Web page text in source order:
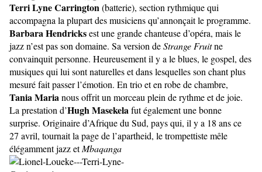
Terri Lyne Carrington(batterie), section rythmique qui
accompagna la plupart des musiciens qu’annonçait le programme.
Barbara Hendricksest une grande chanteuse d’opéra, mais le
jazz n’est pas son domaine. Sa version deStrange Fruitne
convainquit personne. Heureusement il y a le blues, le gospel, des
musiques qui lui sont naturelles et dans lesquelles son chant plus
mesuré fait passer l’émotion. En trio et en robe de chambre,
Tania Marianous offrit un morceau plein de rythme et de joie.
La prestation d’Hugh Masekelafut également une bonne
surprise. Originaire d’Afrique du Sud, pays qui, il y a 18 ans ce
27 avril, tournait la page de l’apartheid, le trompettiste mêle
élégamment jazz etMbaqanga